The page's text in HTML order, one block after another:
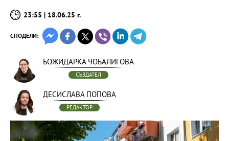
23:55 | 18.06.25 г.
СПОДЕЛИ:
БОЖИДАРКА ЧОБАЛИГОВА
СЪЗДАТЕЛ
ДЕСИСЛАВА ПОПОВА
РЕДАКТОР